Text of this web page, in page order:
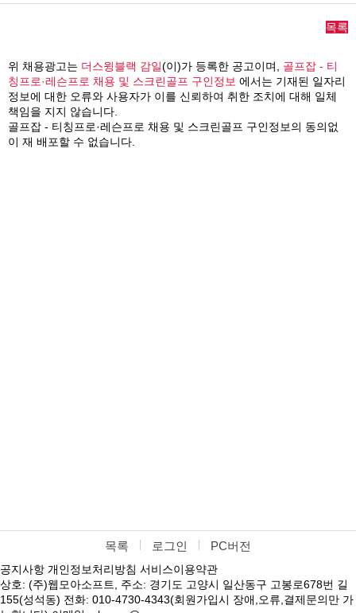
목록
위 채용광고는 더스윙블랙 감일(이)가 등록한 공고이며, 골프잡 - 티
칭프로·레슨프로 채용 및 스크린골프 구인정보 에서는 기재된 일자리
정보에 대한 오류와 사용자가 이를 신뢰하여 취한 조치에 대해 일체
책임을 지지 않습니다.
골프잡 - 티칭프로·레슨프로 채용 및 스크린골프 구인정보의 동의없
이 재 배포할 수 없습니다.
목록 로그인 PC버전
공지사항 개인정보처리방침 서비스이용약관
상호: (주)웹모아소프트, 주소: 경기도 고양시 일산동구 고봉로678번 길
155(성석동) 전화: 010-4730-4343(회원가입시 장애,오류,결제문의만 가